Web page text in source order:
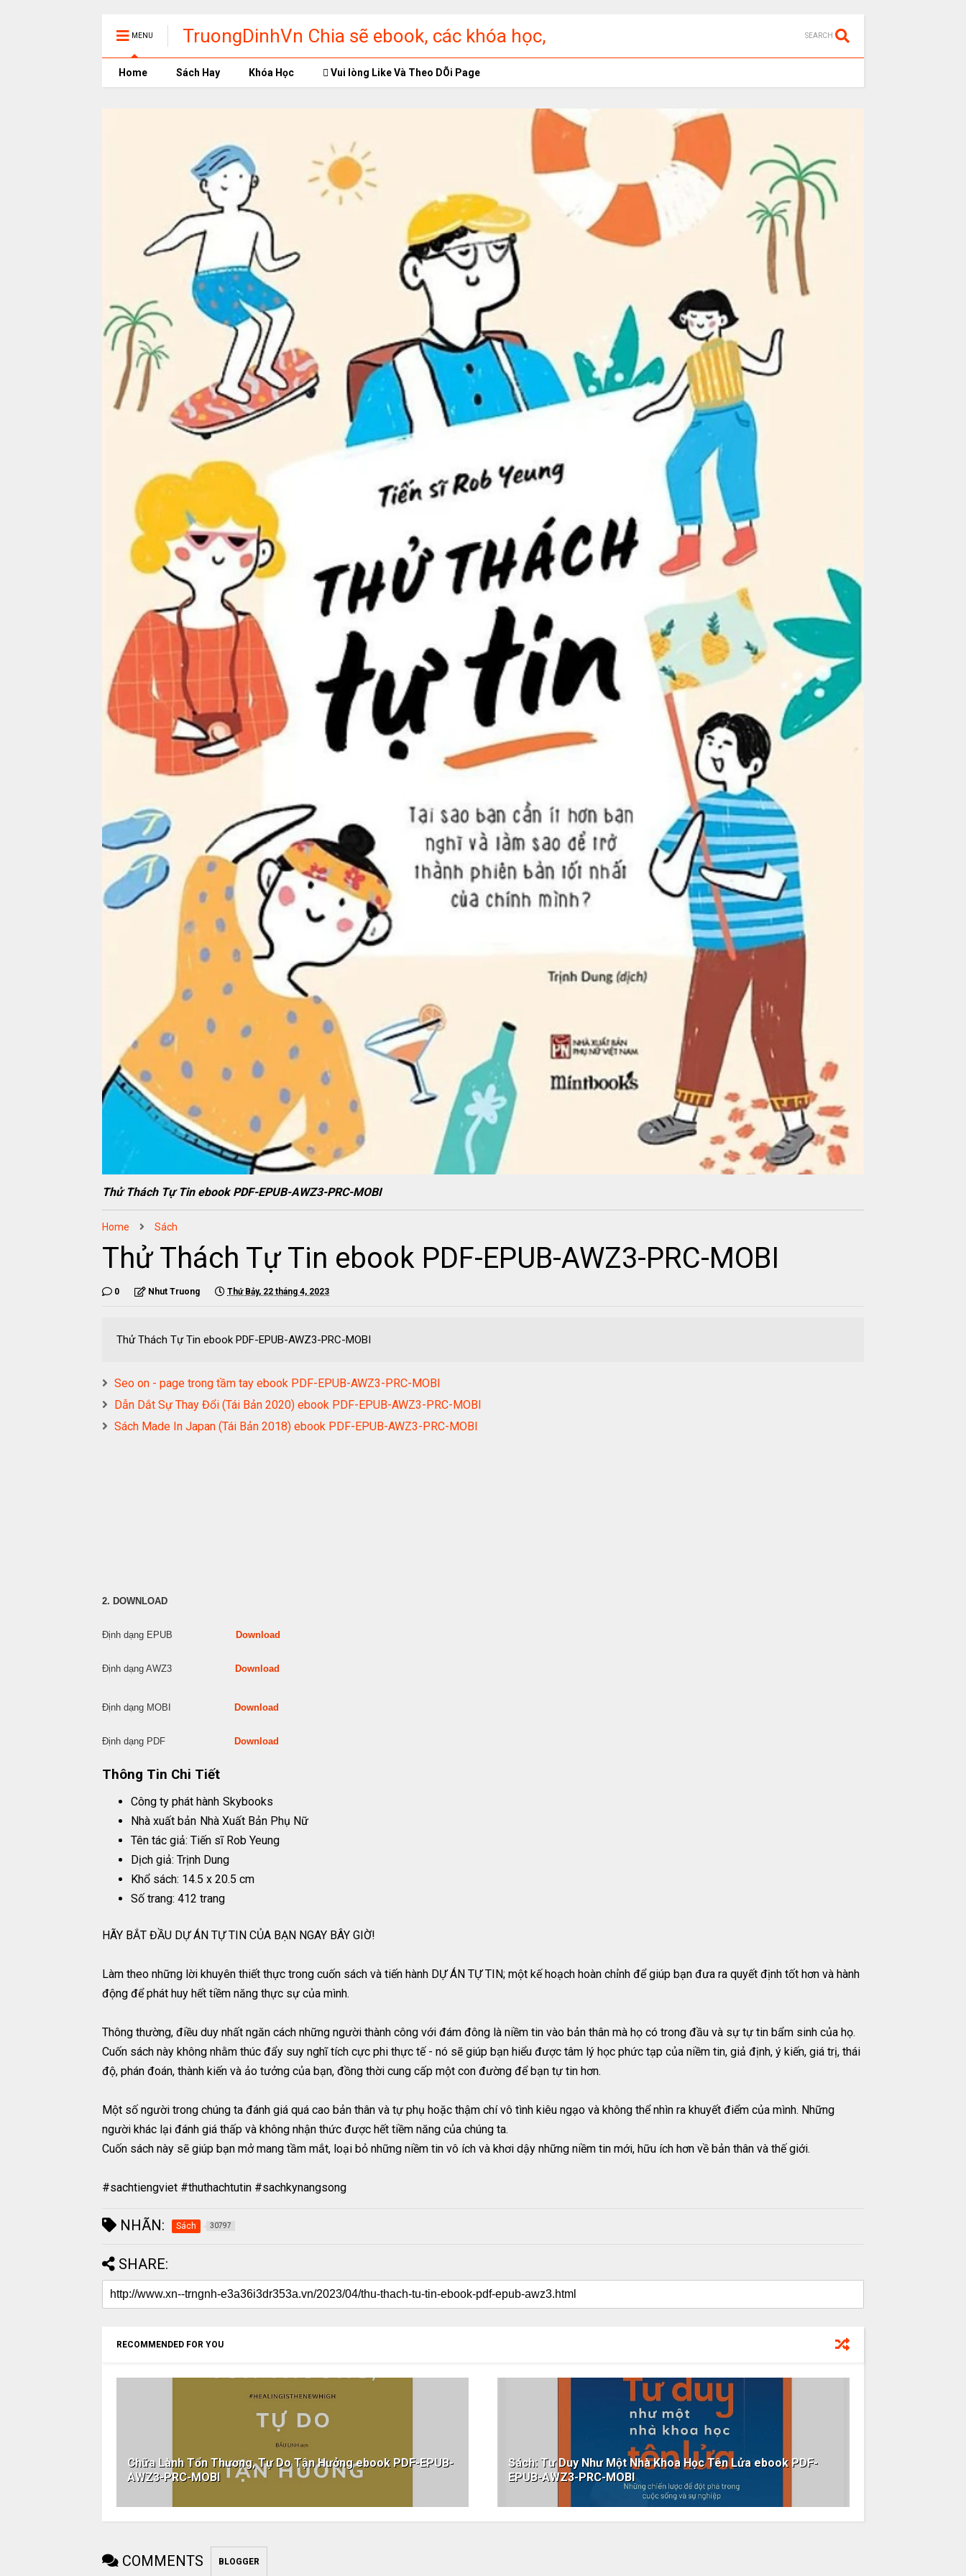
MENU
TruongDinhVn Chia sẽ ebook, các khóa học,
phần mềm học tập miễn phí
SEARCH
Home Sách Hay Khóa Học Vui lòng Like Và Theo DÕi Page
Thử Thách Tự Tin ebook PDF-EPUB-AWZ3-PRC-MOBI
Home Sách
Thử Thách Tự Tin ebook PDF-EPUB-AWZ3-PRC-MOBI
0 Nhut Truong Thứ Bảy, 22 tháng 4, 2023
Thử Thách Tự Tin ebook PDF-EPUB-AWZ3-PRC-MOBI
Seo on - page trong tầm tay ebook PDF-EPUB-AWZ3-PRC-MOBI
Dẫn Dắt Sự Thay Đổi (Tái Bản 2020) ebook PDF-EPUB-AWZ3-PRC-MOBI
Sách Made In Japan (Tái Bản 2018) ebook PDF-EPUB-AWZ3-PRC-MOBI
2. DOWNLOAD
Định dạng EPUB Download
Định dạng AWZ3 Download
Định dạng MOBI Download
Định dạng PDF Download
Thông Tin Chi Tiết
Công ty phát hành Skybooks
Nhà xuất bản Nhà Xuất Bản Phụ Nữ
Tên tác giả: Tiến sĩ Rob Yeung
Dịch giả: Trịnh Dung
Khổ sách: 14.5 x 20.5 cm
Số trang: 412 trang
HÃY BẮT ĐẦU DỰ ÁN TỰ TIN CỦA BẠN NGAY BÂY GIỜ!
Làm theo những lời khuyên thiết thực trong cuốn sách và tiến hành DỰ ÁN TỰ TIN; một kế hoạch hoàn chỉnh để giúp bạn đưa ra quyết định tốt hơn và hành
động để phát huy hết tiềm năng thực sự của mình.
Thông thường, điều duy nhất ngăn cách những người thành công với đám đông là niềm tin vào bản thân mà họ có trong đầu và sự tự tin bẩm sinh của họ.
Cuốn sách này không nhằm thúc đẩy suy nghĩ tích cực phi thực tế - nó sẽ giúp bạn hiểu được tâm lý học phức tạp của niềm tin, giả định, ý kiến, giá trị, thái
độ, phán đoán, thành kiến và ảo tưởng của bạn, đồng thời cung cấp một con đường để bạn tự tin hơn.
Một số người trong chúng ta đánh giá quá cao bản thân và tự phụ hoặc thậm chí vô tình kiêu ngạo và không thể nhìn ra khuyết điểm của mình. Những
người khác lại đánh giá thấp và không nhận thức được hết tiềm năng của chúng ta.
Cuốn sách này sẽ giúp bạn mở mang tầm mắt, loại bỏ những niềm tin vô ích và khơi dậy những niềm tin mới, hữu ích hơn về bản thân và thế giới.
#sachtiengviet #thuthachtutin #sachkynangsong
NHÃN: Sách 30797
SHARE:
RECOMMENDED FOR YOU
Chữa Lành Tổn Thương, Tự Do Tận Hưởng ebook PDF-EPUB-
AWZ3-PRC-MOBI
Sách: Tư Duy Như Một Nhà Khoa Học Tên Lửa ebook PDF-
EPUB-AWZ3-PRC-MOBI
COMMENTS BLOGGER